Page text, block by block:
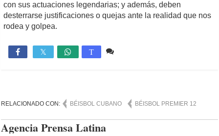
con sus actuaciones legendarias; y además, deben
desterrarse justificaciones o quejas ante la realidad que nos
rodea y golpea.
 T
RELACIONADO CON: BÉISBOL CUBANO BÉISBOL PREMIER 12
Agencia Prensa Latina